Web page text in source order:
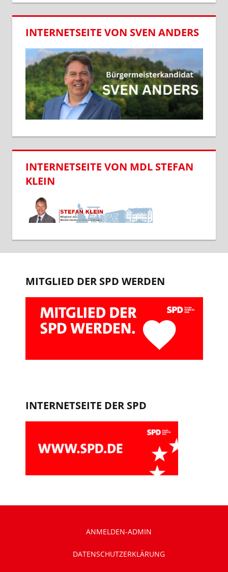
INTERNETSEITE VON SVEN ANDERS
INTERNETSEITE VON MDL STEFAN
KLEIN
MITGLIED DER SPD WERDEN
INTERNETSEITE DER SPD
ANMELDEN-ADMIN
DATENSCHUTZERKLÄRUNG